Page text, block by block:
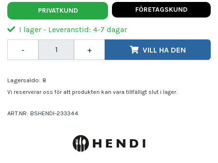
PRIVATKUND FÖRETAGSKUND
I lager - Leveranstid: 4-7 dagar
- + VILL HA DEN
Lagersaldo: 8
Vi reserverar oss för att produkten kan vara tillfälligt slut i lager.
ART.NR: BSHENDI-233344